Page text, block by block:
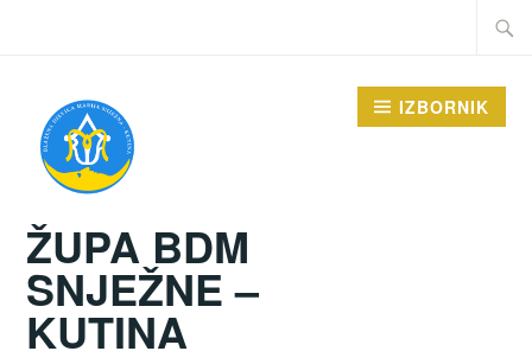
Traži:
ŽUPA BDM
SNJEŽNE –
KUTINA
IZBORNIK